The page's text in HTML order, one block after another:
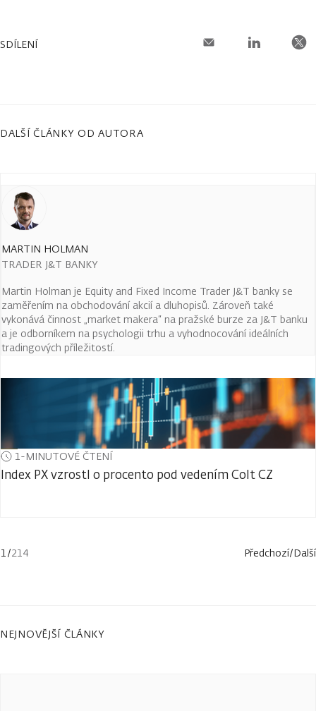
SDÍLENÍ
DALŠÍ ČLÁNKY OD AUTORA
MARTIN HOLMAN
TRADER J&T BANKY
Martin Holman je Equity and Fixed Income Trader J&T banky se
zaměřením na obchodování akcií a dluhopisů. Zároveň také
vykonává činnost „market makera“ na pražské burze za J&T banku
a je odborníkem na psychologii trhu a vyhodnocování ideálních
tradingových příležitostí.
1-MINUTOVÉ ČTENÍ
Index PX vzrostl o procento pod vedením Colt CZ
1/214 Předchozí/Další
NEJNOVĚJŠÍ ČLÁNKY